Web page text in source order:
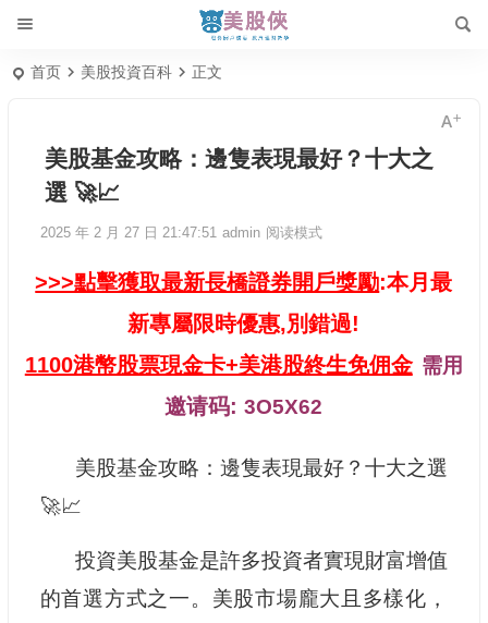
首页 美股投資百科 正文
美股基金攻略：邊隻表現最好？十大之
選 🚀📈
2025 年 2 月 27 日 21:47:51 admin 阅读模式
>>>點擊獲取最新長橋證券開戶獎勵:本月最
新專屬限時優惠,別錯過!
1100港幣股票現金卡+美港股終生免佣金 需用
邀请码:3O5X62
美股基金攻略：邊隻表現最好？十大之選
🚀📈
投資美股基金是許多投資者實現財富增值
的首選方式之一。美股市場龐大且多樣化，